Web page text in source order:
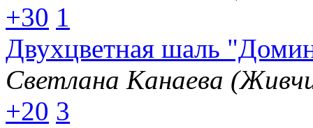
+30 1
Двухцветная шаль
Светлана Канаева
+20 3